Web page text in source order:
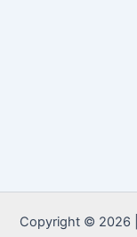
Copyright © 2026